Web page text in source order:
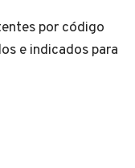
por código
e indicados para